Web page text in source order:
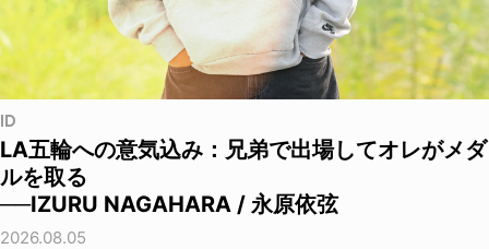
ID
LA五輪への意気込み：兄弟で出場してオレがメダ
ルを取る
──IZURU NAGAHARA / 永原依弦
2026.08.05